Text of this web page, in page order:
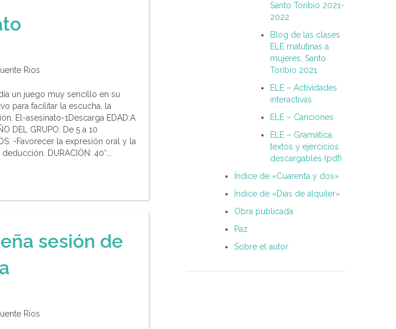
Ríos
un juego muy sencillo en su
para facilitar la escucha, la
El-asesinato-1Descarga EDAD:A
DEL GRUPO: De 5 a 10
-Favorecer la expresión oral y la
DURACIÓN: 40':…
sesión de
Ríos
Santo Toribio 2021-
2022
Blog de las clases
ELE matutinas a
mujeres, Santo
Toribio 2021
ELE – Actividades
interactivas
ELE – Canciones
ELE – Gramática,
textos y ejercicios
descargables (pdf)
Índice de «Cuarenta y dos»
Índice de «Días de alquiler»
Obra publicada
Paz
Sobre el autor